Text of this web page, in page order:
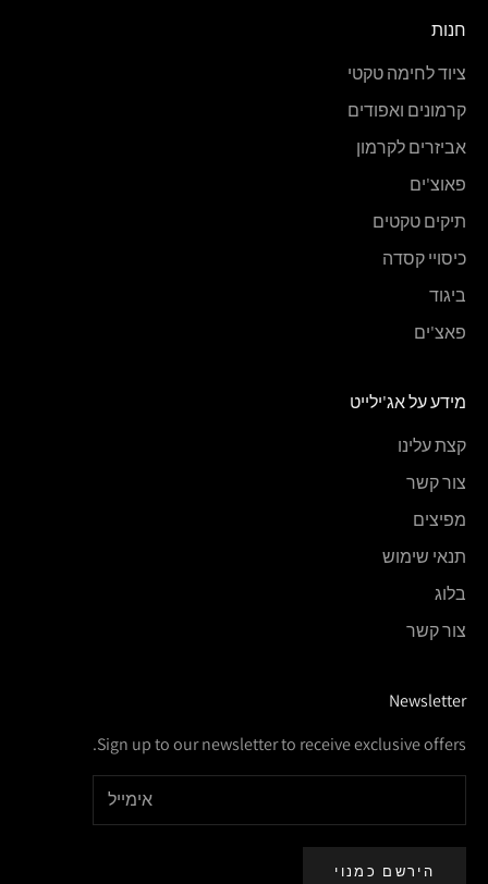
חנות
ציוד לחימה טקטי
קרמונים ואפודים
אביזרים לקרמון
פאוצ'ים
תיקים טקטים
כיסויי קסדה
ביגוד
פאצ'ים
מידע על אג'ילייט
קצת עלינו
צור קשר
מפיצים
תנאי שימוש
בלוג
צור קשר
Newsletter
Sign up to our newsletter to receive exclusive offers.
הירשם כמנוי